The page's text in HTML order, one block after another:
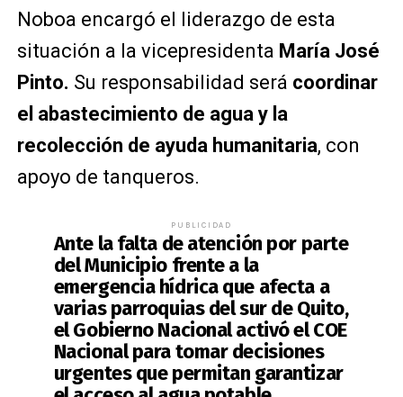
Noboa encargó el liderazgo de esta
situación a la vicepresidenta María José
Pinto. Su responsabilidad será coordinar
el abastecimiento de agua y la
recolección de ayuda humanitaria, con
apoyo de tanqueros.
PUBLICIDAD
Ante la falta de atención por parte
del Municipio frente a la
emergencia hídrica que afecta a
varias parroquias del sur de Quito,
el Gobierno Nacional activó el COE
Nacional para tomar decisiones
urgentes que permitan garantizar